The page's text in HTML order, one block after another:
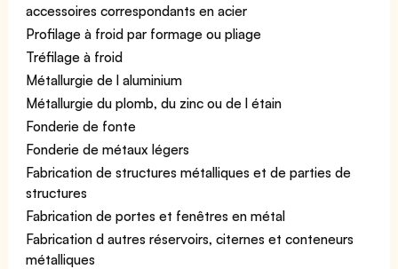
accessoires correspondants en acier
Profilage à froid par formage ou pliage
Tréfilage à froid
Métallurgie de l aluminium
Métallurgie du plomb, du zinc ou de l étain
Fonderie de fonte
Fonderie de métaux légers
Fabrication de structures métalliques et de parties de
structures
Fabrication de portes et fenêtres en métal
Fabrication d autres réservoirs, citernes et conteneurs
métalliques